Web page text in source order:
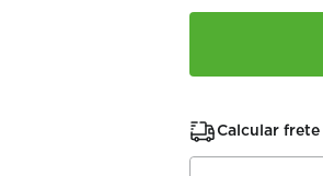
Calcular frete